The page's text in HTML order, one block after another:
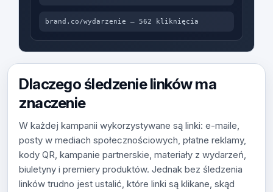
brand.co/wydarzenie — 562 kliknięcia
Dlaczego śledzenie linków ma
znaczenie
W każdej kampanii wykorzystywane są linki: e-maile,
posty w mediach społecznościowych, płatne reklamy,
kody QR, kampanie partnerskie, materiały z wydarzeń,
biuletyny i premiery produktów. Jednak bez śledzenia
linków trudno jest ustalić, które linki są klikane, skąd